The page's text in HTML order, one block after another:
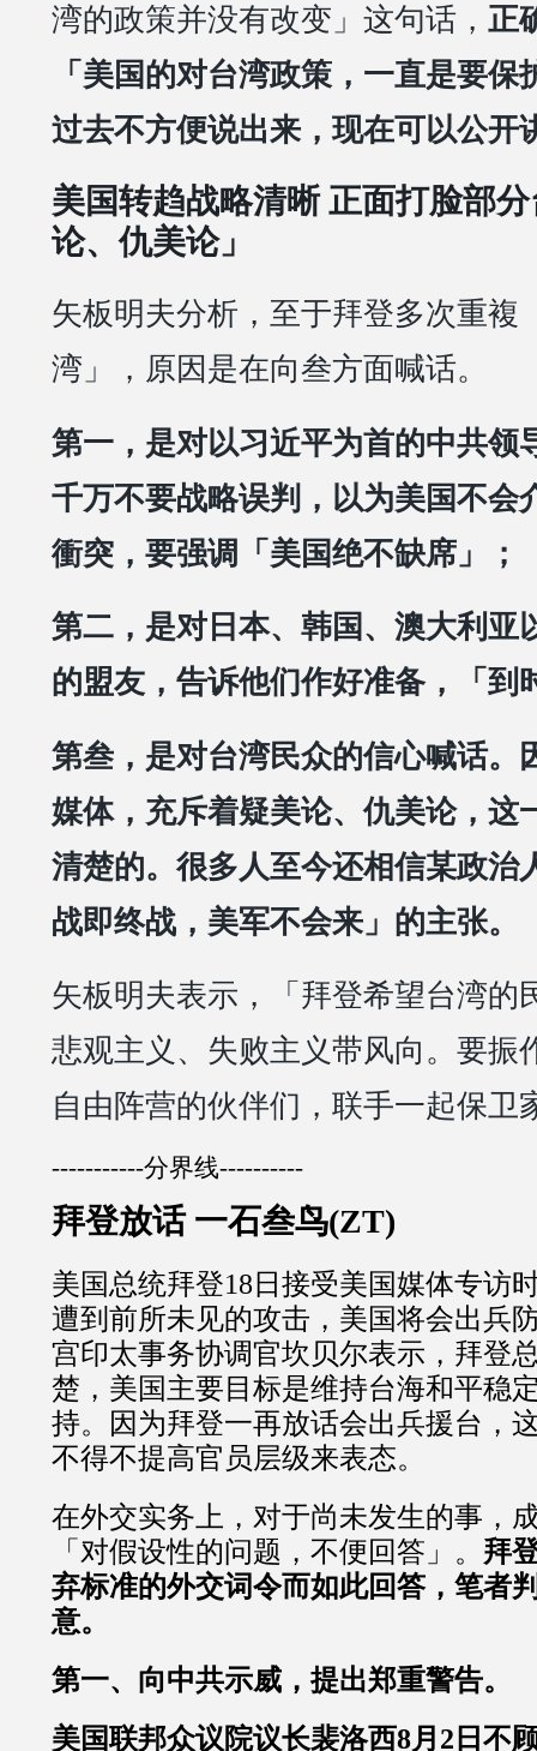
湾的政策并没有改变」这句话， 正
「美国的对台湾政策，一直是要保
过去不方便说出来，现在可以公开
美国转趋战略清晰 正面打脸部
论、仇美论」
矢板明夫分析，至于拜登多次重複
湾」，原因是在向叁方面喊话。
第一，是对以习近平为首的中共领
千万不要战略误判，以为美国不会
衝突，要强调「美国绝不缺席」；
第二，是对日本、韩国、澳大利亚
的盟友，告诉他们作好准备，「到
第叁，是对台湾民众的信心喊话。
媒体，充斥着疑美论、仇美论，这
清楚的。很多人至今还相信某政治
战即终战，美军不会来」的主张。
矢板明夫表示，「拜登希望台湾的
悲观主义、失败主义带风向。要振
自由阵营的伙伴们，联手一起保卫
-----------分界线----------
拜登放话 一石叁鸟(ZT)
美国总统拜登18日接受美国媒体专访
遭到前所未见的攻击，美国将会出兵
宫印太事务协调官坎贝尔表示，拜登
楚，美国主要目标是维持台海和平稳
持。因为拜登一再放话会出兵援台，
不得不提高官员层级来表态。
在外交实务上，对于尚未发生的事，
「对假设性的问题，不便回答」。 拜
弃标准的外交词令而如此回答，笔者
意。
第一、向中共示威，提出郑重警告。
美国联邦众议院议长裴洛西8月2日不